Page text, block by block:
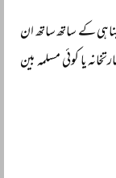
کے ساتھ ساتھ ان
یا کوئی مسلمہ بین